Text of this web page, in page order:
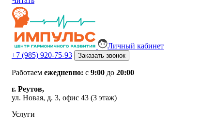
Личный кабинет
+7 (985) 920-75-93
Заказать звонок
Работаем ежедневно: с 9:00 до 20:00
г. Реутов,
ул. Новая, д. 3, офис 43 (3 этаж)
Услуги